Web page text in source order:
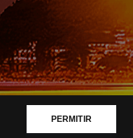
PERMITIR